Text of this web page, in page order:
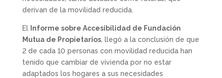
derivan de la movilidad reducida.
El Informe sobre Accesibilidad de Fundación
Mutua de Propietarios, llegó a la conclusión de que
2 de cada 10 personas con movilidad reducida han
tenido que cambiar de vivienda por no estar
adaptados los hogares a sus necesidades